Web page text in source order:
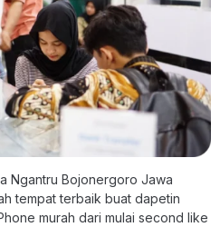
Ngantru Bojonergoro Jawa
tempat terbaik buat dapetin
murah dari mulai second like